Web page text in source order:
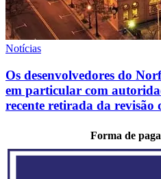
Notícias
Os desenvolvedores do
em particular com
recente retirada da revisão
Forma de